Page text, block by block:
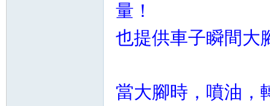
量！
也提供車子瞬間大
當大腳時，噴油，